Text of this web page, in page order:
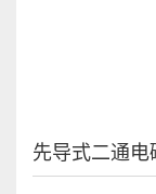
先导式二通电